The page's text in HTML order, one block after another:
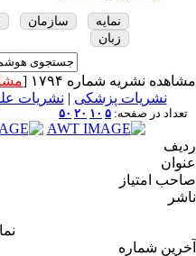
نمایه سازمان
زبان
مشاهده نشریه شماره ۱۷۹۴ [
نشریات پزشکی | نشریات
تعداد در صفحه: ۵ ۱۰ ۲۰ ۵۰
ردیف
عنوان
صاحب امتیاز
ناشر
آخرین شماره